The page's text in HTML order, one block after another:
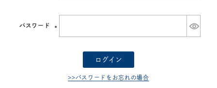
須)
パスワード
(必
ログイン
>>パスワードをお忘れの場合